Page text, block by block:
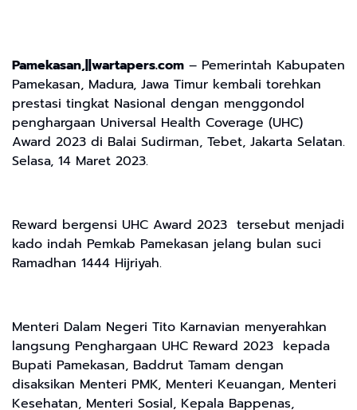
Pamekasan,||wartapers.com – Pemerintah Kabupaten
Pamekasan, Madura, Jawa Timur kembali torehkan
prestasi tingkat Nasional dengan menggondol
penghargaan Universal Health Coverage (UHC)
Award 2023 di Balai Sudirman, Tebet, Jakarta Selatan.
Selasa, 14 Maret 2023.
Reward bergensi UHC Award 2023 tersebut menjadi
kado indah Pemkab Pamekasan jelang bulan suci
Ramadhan 1444 Hijriyah.
Menteri Dalam Negeri Tito Karnavian menyerahkan
langsung Penghargaan UHC Reward 2023 kepada
Bupati Pamekasan, Baddrut Tamam dengan
disaksikan Menteri PMK, Menteri Keuangan, Menteri
Kesehatan, Menteri Sosial, Kepala Bappenas,